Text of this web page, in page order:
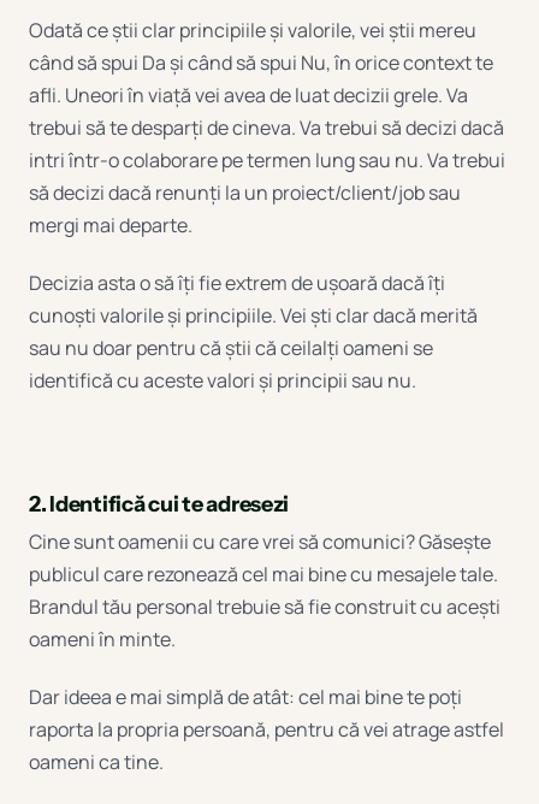
Odată ce știi clar principiile și valorile, vei știi mereu
când să spui Da și când să spui Nu, în orice context te
afli. Uneori în viață vei avea de luat decizii grele. Va
trebui să te desparți de cineva. Va trebui să decizi dacă
intri într-o colaborare pe termen lung sau nu. Va trebui
să decizi dacă renunți la un proiect/client/job sau
mergi mai departe.
Decizia asta o să îți fie extrem de ușoară dacă îți
cunoști valorile și principiile. Vei ști clar dacă merită
sau nu doar pentru că știi că ceilalți oameni se
identifică cu aceste valori și principii sau nu.
2. Identifică cui te adresezi
Cine sunt oamenii cu care vrei să comunici? Găsește
publicul care rezonează cel mai bine cu mesajele tale.
Brandul tău personal trebuie să fie construit cu acești
oameni în minte.
Dar ideea e mai simplă de atât: cel mai bine te poți
raporta la propria persoană, pentru că vei atrage astfel
oameni ca tine.